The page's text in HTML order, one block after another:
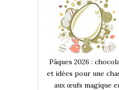
chasse
Pâques 2026 :
et idées pour une
aux œufs magique